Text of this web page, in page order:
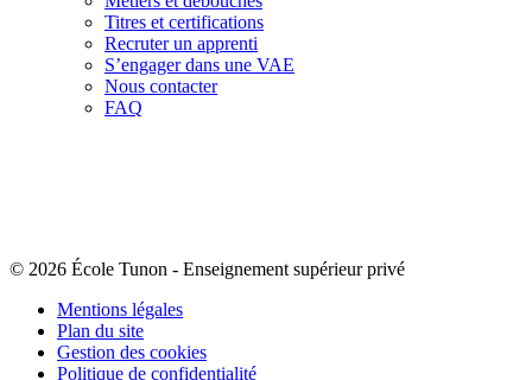
Titres et certifications
Recruter un apprenti
S’engager dans une VAE
Nous contacter
FAQ
© 2026 École Tunon - Enseignement supérieur privé
Mentions légales
Plan du site
Gestion des cookies
Politique de confidentialité